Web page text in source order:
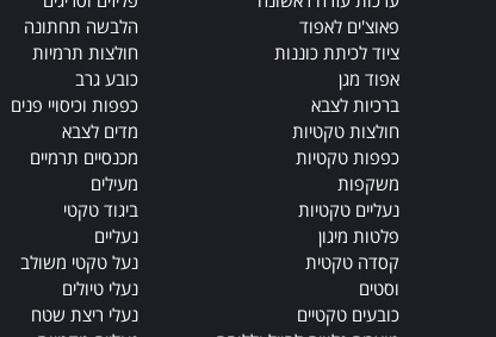
פאוצ'ים לאפוד
ציוד לכיתת כוננות
אפוד מגן
ברכיות לצבא
חולצות טקטיות
כפפות טקטיות
משקפות
נעליים טקטיות
פלטות מיגון
קסדה טקטית
וסטים
כובעים טקטיים
הלבשה תחתונה
חולצות תרמיות
כובע גרב
כפפות וכיסויי פנים
מדים לצבא
מכנסיים תרמיים
מעילים
ביגוד טקטי
נעליים
נעל טקטי משולב
נעלי טיולים
נעלי ריצת שטח